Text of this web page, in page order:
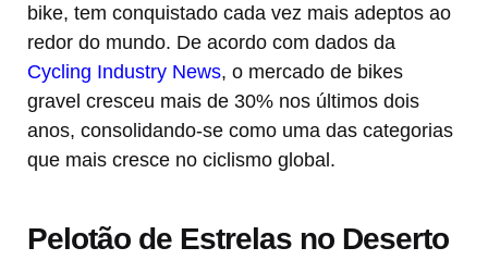
bike, tem conquistado cada vez mais adeptos ao
redor do mundo. De acordo com dados da
Cycling Industry News, o mercado de bikes
gravel cresceu mais de 30% nos últimos dois
anos, consolidando-se como uma das categorias
que mais cresce no ciclismo global.
Pelotão de Estrelas no Deserto